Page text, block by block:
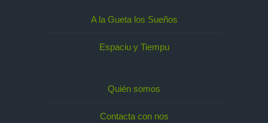
A la Gueta los Sueños
Espaciu y Tiempu
Quién somos
Contacta con nos